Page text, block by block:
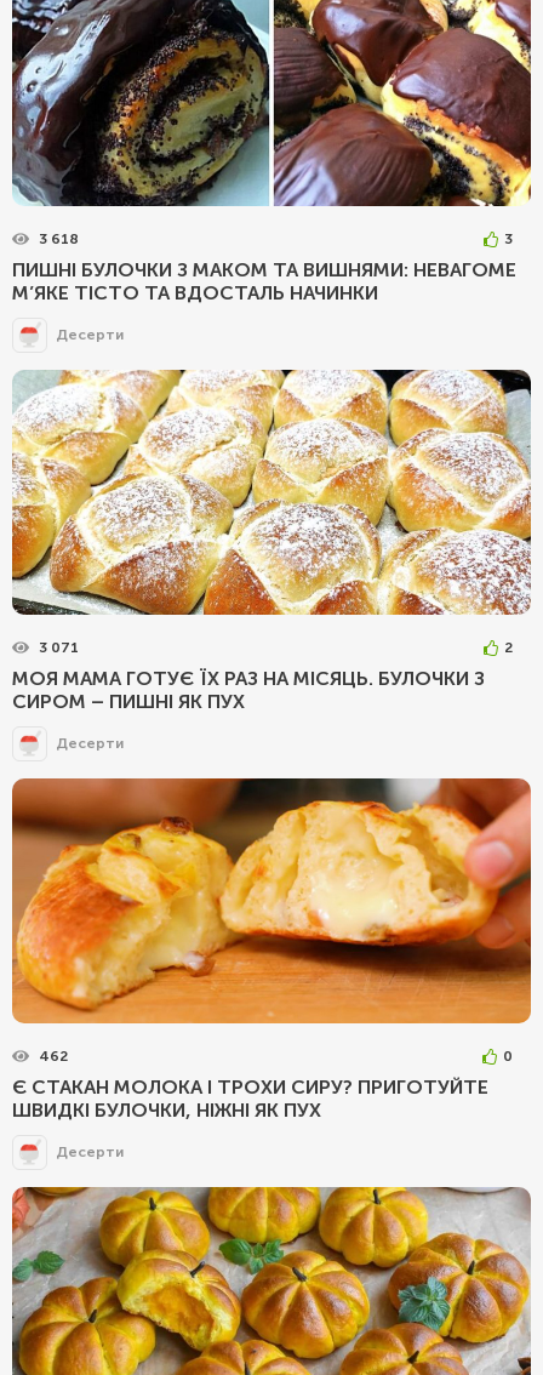
3 618 3
ПИШНІ БУЛОЧКИ З МАКОМ ТА ВИШНЯМИ: НЕВАГОМЕ
М’ЯКЕ ТІСТО ТА ВДОСТАЛЬ НАЧИНКИ
Десерти
3 071 2
МОЯ МАМА ГОТУЄ ЇХ РАЗ НА МІСЯЦЬ. БУЛОЧКИ З
СИРОМ – ПИШНІ ЯК ПУХ
Десерти
462 0
Є СТАКАН МОЛОКА І ТРОХИ СИРУ? ПРИГОТУЙТЕ
ШВИДКІ БУЛОЧКИ, НІЖНІ ЯК ПУХ
Десерти